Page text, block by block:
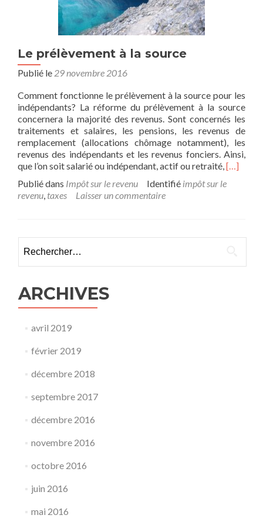
Le prélèvement à la source
Publié le 29 novembre 2016
Comment fonctionne le prélèvement à la source pour les
indépendants? La réforme du prélèvement à la source
concernera la majorité des revenus. Sont concernés les
traitements et salaires, les pensions, les revenus de
remplacement (allocations chômage notamment), les
revenus des indépendants et les revenus fonciers. Ainsi,
que l’on soit salarié ou indépendant, actif ou retraité, En
plus
la
[…]
Publié dans Impôt sur le revenu Identifié impôt sur le
revenu taxes Laisser un commentaire
ARCHIVES
avril 2019
février 2019
décembre 2018
septembre 2017
décembre 2016
novembre 2016
octobre 2016
juin 2016
mai 2016